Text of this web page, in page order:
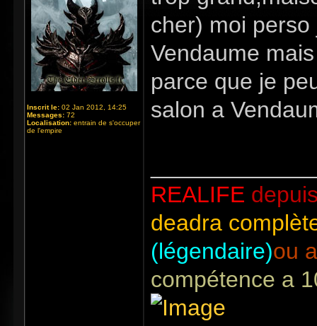
Inscrit le: 02 Jan 2012, 14:25
Messages: 72
Localisation: entrain de s'occuper
de l'empire
cher) moi
Vendaume
parce que je
salon a
REALIFE
deadra
(légendaire)ou
compétence a